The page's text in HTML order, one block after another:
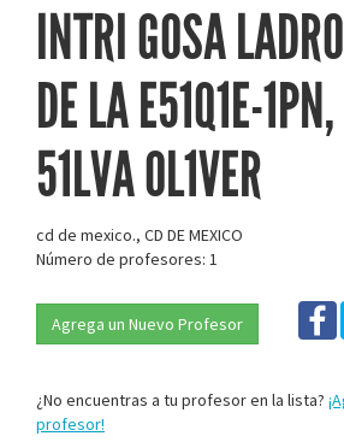
INTRI GOSA
DE LA E51Q1E-
51LVA OL1VER
cd de mexico., CD DE MEXICO
Número de profesores: 1
Agrega un Nuevo Profesor
¿No encuentras a tu profesor en la lista?
profesor!